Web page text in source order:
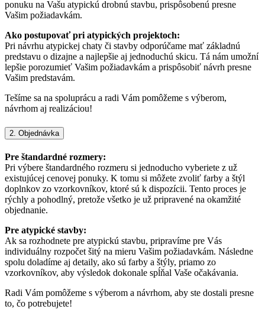
ponuku na Vašu atypickú drobnú stavbu, prispôsobenú presne
Vašim požiadavkám.
Ako postupovať pri atypických projektoch:
Pri návrhu atypickej chaty či stavby odporúčame mať základnú
predstavu o dizajne a najlepšie aj jednoduchú skicu. Tá nám umožní
lepšie porozumieť Vašim požiadavkám a prispôsobiť návrh presne
Vašim predstavám.
Tešíme sa na spoluprácu a radi Vám pomôžeme s výberom,
návrhom aj realizáciou!
2. Objednávka
Pre štandardné rozmery:
Pri výbere štandardného rozmeru si jednoducho vyberiete z už
existujúcej cenovej ponuky. K tomu si môžete zvoliť farby a štýl
doplnkov zo vzorkovníkov, ktoré sú k dispozícii. Tento proces je
rýchly a pohodlný, pretože všetko je už pripravené na okamžité
objednanie.
Pre atypické stavby:
Ak sa rozhodnete pre atypickú stavbu, pripravíme pre Vás
individuálny rozpočet šitý na mieru Vašim požiadavkám. Následne
spolu doladíme aj detaily, ako sú farby a štýly, priamo zo
vzorkovníkov, aby výsledok dokonale spĺňal Vaše očakávania.
Radi Vám pomôžeme s výberom a návrhom, aby ste dostali presne
to, čo potrebujete!